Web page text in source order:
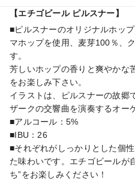
【エチゴビール ピルスナー】
■ピルスナーのオリジナルホッ
マホップを使用、麦芽100％、
す。
芳しいホップの香りと爽やかな
をお楽しみ下さい。
イラストは、ピルスナーの故郷
ザークの交響曲を演奏するオー
■アルコール：5%
■IBU：26
■それぞれがしっかりとした個
た味わいです。エチゴビールが
ち”をお楽しみください！